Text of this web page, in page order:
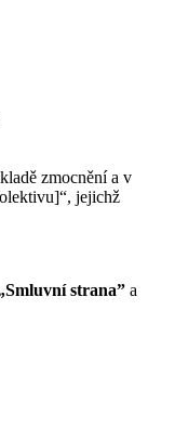
zmocnění a v
jejichž
strana” a